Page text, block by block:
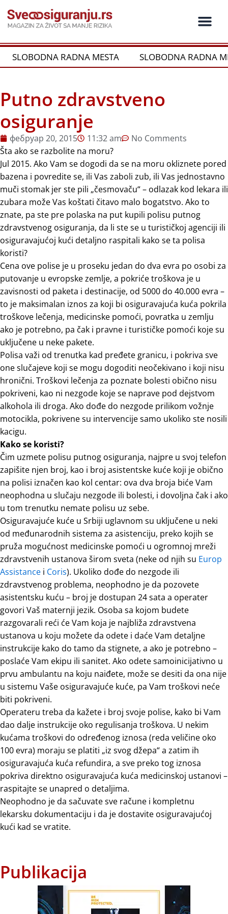
на
садржај
SLOBODNA RADNA MESTA SLOBODNA RADNA
Putno zdravstveno
osiguranje
фебруар 20, 2015 11:32 am
No Comments
Šta ako se razbolite na moru?
Jul 2015. Ako Vam se dogodi da se na moru okliznete pored
bazena i povredite se, ili Vas zaboli zub, ili Vas jednostavno
muči stomak jer ste pili „česmovaču“ – odlazak kod lekara ili
zubara može Vas koštati čitavo malo bogatstvo. Ako to
znate, pa ste pre polaska na put kupili polisu putnog
zdravstvenog osiguranja, da li ste se u turističkoj agenciji ili
osiguravajućoj kući detaljno raspitali kako se ta polisa
koristi?
Cena ove polise je u proseku jedan do dva evra po osobi za
putovanje u evropske zemlje, a pokriće troškova je u
zavisnosti od paketa i destinacije, od 5000 do 40.000 evra –
to je maksimalan iznos za koji bi osiguravajuća kuća pokrila
troškove lečenja, medicinske pomoći, povratka u zemlju
ako je potrebno, pa čak i pravne i turističke pomoći koje su
uključene u neke pakete.
Polisa važi od trenutka kad pređete granicu, i pokriva sve
one slučajeve koji se mogu dogoditi neočekivano i koji nisu
hronični. Troškovi lečenja za poznate bolesti obično nisu
pokriveni, kao ni nezgode koje se naprave pod dejstvom
alkohola ili droga. Ako dođe do nezgode prilikom vožnje
motocikla, pokrivene su intervencije samo ukoliko ste nosili
kacigu.
Kako se koristi?
Čim uzmete polisu putnog osiguranja, najpre u svoj telefon
zapišite njen broj, kao i broj asistentske kuće koji je obično
na polisi iznačen kao kol centar: ova dva broja biće Vam
neophodna u slučaju nezgode ili bolesti, i dovoljna čak i ako
u tom trenutku nemate polisu uz sebe.
Osiguravajuće kuće u Srbiji uglavnom su uključene u neki
od međunarodnih sistema za asistenciju, preko kojih se
pruža mogućnost medicinske pomoći u ogromnoj mreži
zdravstvenih ustanova širom sveta (neke od njih su Europ
Assistance i Coris). Ukoliko dođe do nezgode ili
zdravstvenog problema, neophodno je da pozovete
asistentsku kuću – broj je dostupan 24 sata a operater
govori Vaš maternji jezik. Osoba sa kojom budete
razgovarali reći će Vam koja je najbliža zdravstvena
ustanova u koju možete da odete i daće Vam detaljne
instrukcije kako do tamo da stignete, a ako je potrebno –
poslaće Vam ekipu ili sanitet. Ako odete samoinicijativno u
prvu ambulantu na koju naiđete, može se desiti da ona nije
u sistemu Vaše osiguravajuće kuće, pa Vam troškovi neće
biti pokriveni.
Operateru treba da kažete i broj svoje polise, kako bi Vam
dao dalje instrukcije oko regulisanja troškova. U nekim
kućama troškovi do određenog iznosa (reda veličine oko
100 evra) moraju se platiti „iz svog džepa“ a zatim ih
osiguravajuća kuća refundira, a sve preko tog iznosa
pokriva direktno osiguravajuća kuća medicinskoj ustanovi –
raspitajte se unapred o detaljima.
Neophodno je da sačuvate sve račune i kompletnu
lekarsku dokumentaciju i da je dostavite osiguravajućoj
kući kad se vratite.
Publikacija